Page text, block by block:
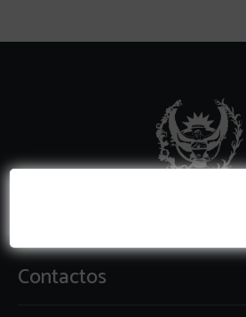
Contactos